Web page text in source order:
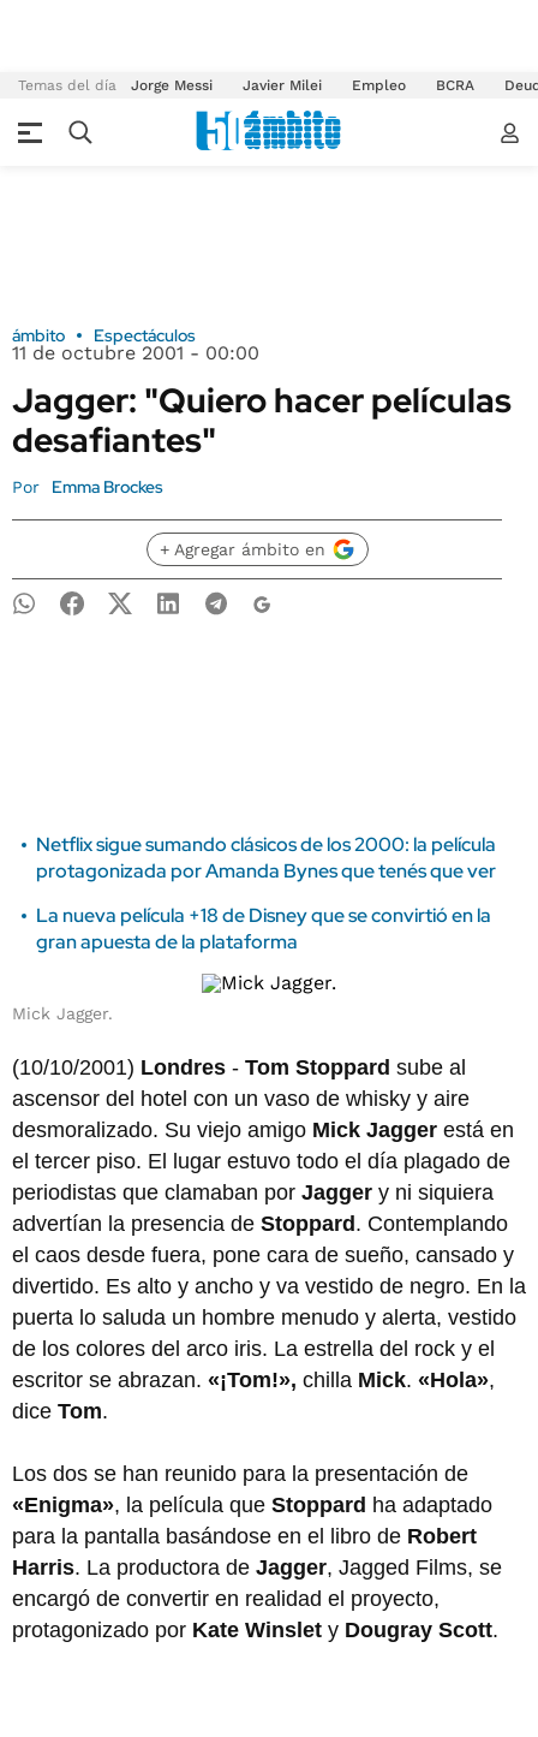
Temas del día Jorge Messi Javier Milei Empleo BCRA
ámbito Espectáculos
11 de octubre 2001 - 00:00
Jagger: "Quiero hacer películas
desafiantes"
Por Emma Brockes
+ Agregar ámbito en
Netflix sigue sumando clásicos de los 2000: la película
protagonizada por Amanda Bynes que tenés que ver
La nueva película +18 de Disney que se convirtió en la
gran apuesta de la plataforma
Mick Jagger.
(10/10/2001) Londres - Tom Stoppard sube al
ascensor del hotel con un vaso de whisky y aire
desmoralizado. Su viejo amigo Mick Jagger está en
el tercer piso. El lugar estuvo todo el día plagado de
periodistas que clamaban por Jagger y ni siquiera
advertían la presencia de Stoppard . Contemplando
el caos desde fuera, pone cara de sueño, cansado y
divertido. Es alto y ancho y va vestido de negro. En la
puerta lo saluda un hombre menudo y alerta, vestido
de los colores del arco iris. La estrella del rock y el
escritor se abrazan. «¡Tom!», chilla Mick. «Hola»,
dice Tom.
Los dos se han reunido para la presentación de
«Enigma», la película que Stoppard ha adaptado
para la pantalla basándose en el libro de Robert
Harris. La productora de Jagger, Jagged Films, se
encargó de convertir en realidad el proyecto,
protagonizado por Kate Winslet y Dougray Scott.